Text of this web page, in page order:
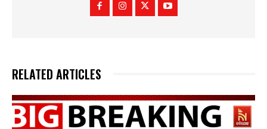
RELATED ARTICLES